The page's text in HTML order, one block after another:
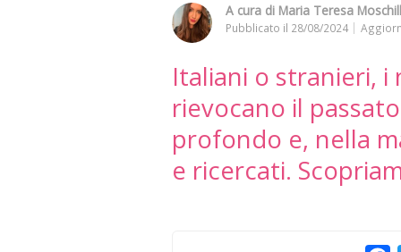
A cura di Maria Teresa
Pubblicato il 28/08/2024
Italiani o stranieri,
rievocano il
profondo e, nella
e ricercati.